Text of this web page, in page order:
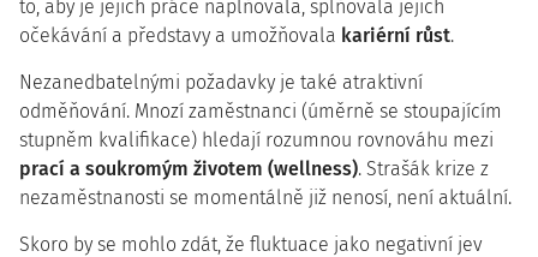
to, aby je jejich práce naplňovala, splňovala jejich
očekávání a představy a umožňovala kariérní růst.
Nezanedbatelnými požadavky je také atraktivní
odměňování. Mnozí zaměstnanci (úměrně se stoupajícím
stupněm kvalifikace) hledají rozumnou rovnováhu mezi
prací a soukromým životem (wellness). Strašák krize z
nezaměstnanosti se momentálně již nenosí, není aktuální.
Skoro by se mohlo zdát, že fluktuace jako negativní jev